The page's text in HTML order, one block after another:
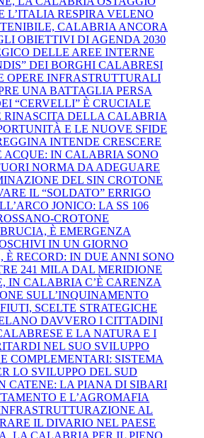
L’ITALIA RESPIRA VELENO
CALABRIA ANCORA
OBIETTIVI DI AGENDA 2030
DELLE AREE INTERNE
DEI BORGHI CALABRESI
OPERE INFRASTRUTTURALI
UNA BATTAGLIA PERSA
“CERVELLI” È CRUCIALE
RINASCITA DELLA CALABRIA
E LE NUOVE SFIDE
INTENDE CRESCERE
ACQUE: IN CALABRIA SONO
NORMA DA ADEGUARE
DEL SIN CROTONE
IL “SOLDATO” ERRIGO
JONICO: LA SS 106
CROTONE
È EMERGENZA
IN UN GIORNO
È RECORD: IN DUE ANNI SONO
241 MILA DAL MERIDIONE
IN CALABRIA C’È CARENZA
SULL’INQUINAMENTO
SCELTE STRATEGICHE
DAVVERO I CITTADINI
E LA NATURA E I
NEL SUO SVILUPPO
COMPLEMENTARI: SISTEMA
LO SVILUPPO DEL SUD
CATENE: LA PIANA DI SIBARI
E L’AGROMAFIA
AL
IL DIVARIO NEL PAESE
LA CALABRIA PER IL PIENO